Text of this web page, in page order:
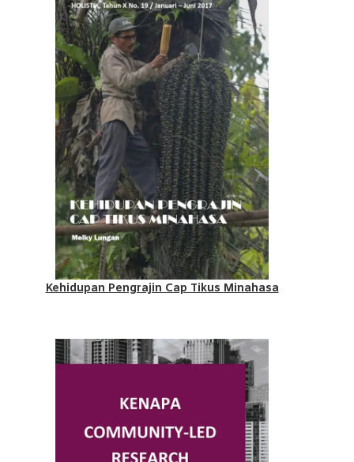
Kehidupan Pengrajin Cap Tikus Minahasa